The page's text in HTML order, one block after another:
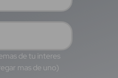
de tu interes
mas de uno)